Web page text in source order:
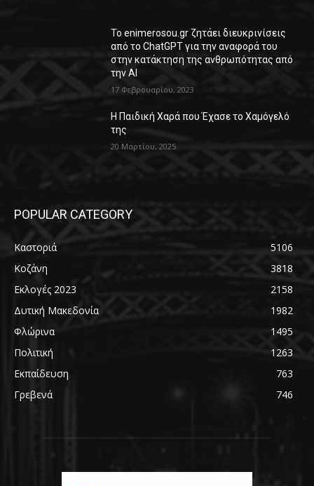
Το enimerosou.gr ζητάει διευκρινίσεις
από το ChatGPT για την αναφορά του
στην κατάκτηση της ανθρωπότητας από
την AI
17 Φεβρουαρίου, 2023
Η Παιδική Χαρά που Έχασε το Χαμόγελό
της
20 Μαρτίου, 2025
POPULAR CATEGORY
Καστοριά
5106
Κοζάνη
3818
Εκλογές 2023
2158
Δυτική Μακεδονία
1982
Φλώρινα
1495
Πολιτική
1263
Εκπαίδευση
763
Γρεβενά
746